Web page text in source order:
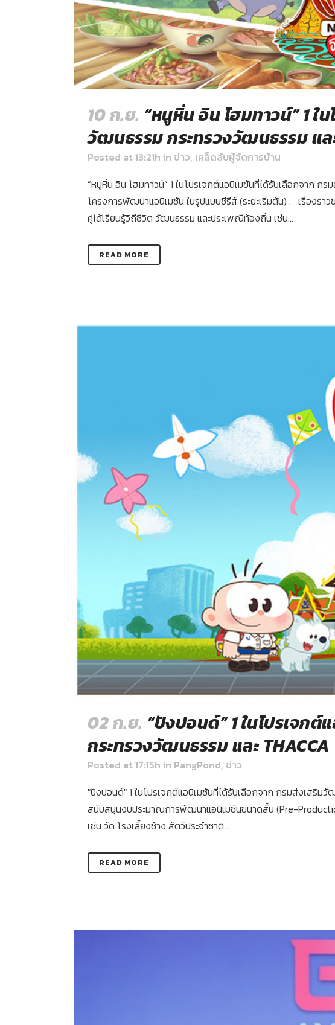
10 ก.ย. “หนูหิ่น อิน โฮมทาวน์” 1 ใ
วัฒนธรรม กระทรวงวัฒนธรรม แล
Posted at 13:21h in ข่าว, เคล็ดลับผู้จัดการบ้าน
“หนูหิ่น อิน โฮมทาวน์” 1 ในโปรเจกต์แอนิเมชันที่ได้รับเลือกจาก
โครงการพัฒนาแอนิเมชัน ในรูปแบบซีรีส์ (ระยะเริ่มต้น) . เรื่องรา
คู่ได้เรียนรู้วิถีชีวิต วัฒนธรรม และประเพณีท้องถิ่น เช่น...
READ MORE
02 ก.ย. “ปังปอนด์” 1 ในโปรเจก
กระทรวงวัฒนธรรม และ THACCA
Posted at 17:15h in PangPond, ข่าว
"ปังปอนด์" 1 ในโปรเจกต์แอนิเมชันที่ได้รับเลือกจาก กรมส่งเสริม
สนับสนุนงบประมาณการพัฒนาแอนิเมชันขนาดสั้น (Pre-
เช่น วัด โรงเลี้ยงช้าง สัตว์ประจำชาติ...
READ MORE